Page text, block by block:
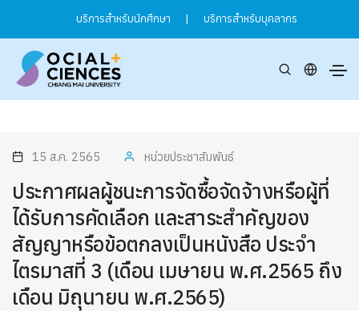
บริการสำหรับนักศึกษา | บริการสำหรับบุคลากร
15 ส.ค. 2565 หน่วยประชาสัมพันธ์
ประกาศผลผู้ชนะการจัดซื้อจัดจ้างหรือผู้ที่
ได้รับการคัดเลือก และสาระสำคัญของ
สัญญาหรือข้อตกลงเป็นหนังสือ ประจำ
ไตรมาสที่ 3 (เดือน เมษายน พ.ศ.2565 ถึง
เดือน มิถุนายน พ.ศ.2565)